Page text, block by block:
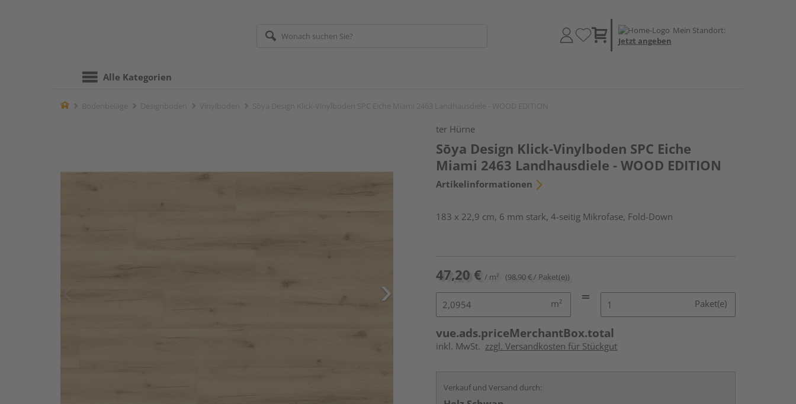
Mein Standort:
Jetzt angeben
Alle Kategorien
Home
ter Hürne
Sōya Design Klick-Vinylboden SPC Eiche
Miami 2463 Landhausdiele - WOOD EDITION
Artikelinformationen
183 x 22,9 cm, 6 mm stark, 4-seitig Mikrofase, Fold-Down
47,20 € / m² (98,90 € / Paket(e))
m² Paket(e)
vue.ads.priceMerchantBox.total
inkl. MwSt. zzgl. Versandkosten für Stückgut
Verkauf und Versand durch: